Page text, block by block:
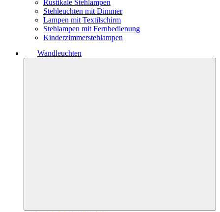
Rustikale Stehlampen
Stehleuchten mit Dimmer
Lampen mit Textilschirm
Stehlampen mit Fernbedienung
Kinderzimmerstehlampen
Wandleuchten